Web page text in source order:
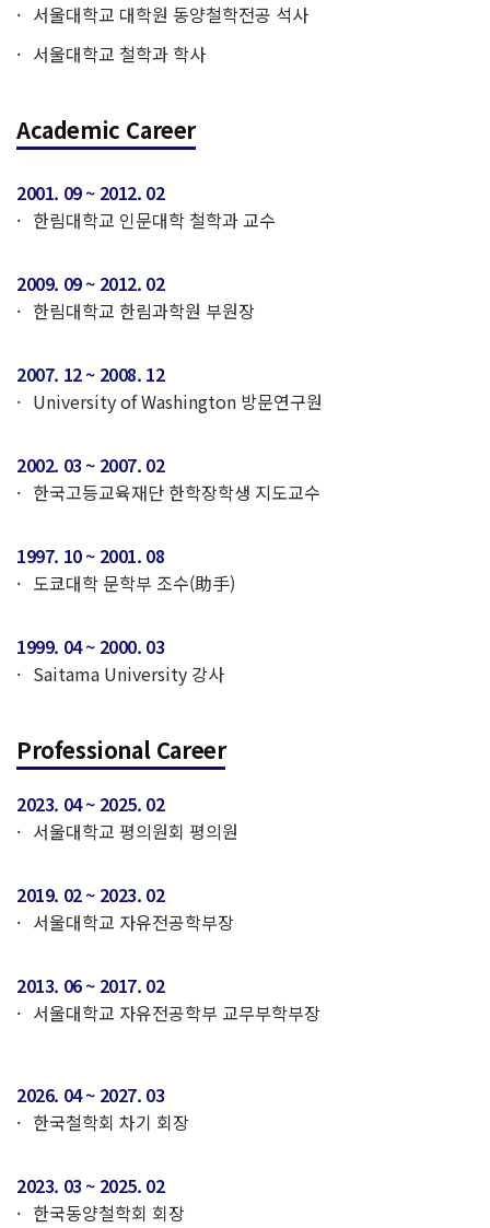
서울대학교 대학원 동양철학전공 석사
서울대학교 철학과 학사
Academic Career
2001. 09 ~ 2012. 02
한림대학교 인문대학 철학과 교수
2009. 09 ~ 2012. 02
한림대학교 한림과학원 부원장
2007. 12 ~ 2008. 12
University of Washington 방문연구원
2002. 03 ~ 2007. 02
한국고등교육재단 한학장학생 지도교수
1997. 10 ~ 2001. 08
도쿄대학 문학부 조수(助手)
1999. 04 ~ 2000. 03
Saitama University 강사
Professional Career
2023. 04 ~ 2025. 02
서울대학교 평의원회 평의원
2019. 02 ~ 2023. 02
서울대학교 자유전공학부장
2013. 06 ~ 2017. 02
서울대학교 자유전공학부 교무부학부장
2026. 04 ~ 2027. 03
한국철학회 차기 회장
2023. 03 ~ 2025. 02
한국동양철학회 회장